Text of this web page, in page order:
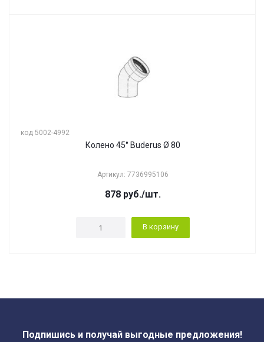
код 5002-4992
Колено 45° Buderus Ø 80
Артикул: 7736995106
878руб./шт.
В корзину
Подпишись и получай выгодные предложения!